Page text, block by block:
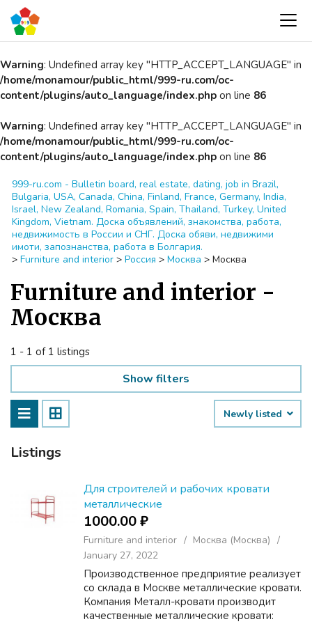
Warning: Undefined array key "HTTP_ACCEPT_LANGUAGE" in
/home/monamour/public_html/999-ru.com/oc-
content/plugins/auto_language/index.php on line 86
Warning: Undefined array key "HTTP_ACCEPT_LANGUAGE" in
/home/monamour/public_html/999-ru.com/oc-
content/plugins/auto_language/index.php on line 86
999-ru.com - Bulletin board, real estate, dating, job in Brazil,
Bulgaria, USA, Canada, China, Finland, France, Germany, India,
Israel, New Zealand, Romania, Spain, Thailand, Turkey, United
Kingdom, Vietnam. Доска объявлений, знакомства, работа,
недвижимость в России и СНГ. Доска обяви, недвижими
имоти, запознанства, работа в Болгария.
> Furniture and interior > Россия > Москва > Москва
Furniture and interior -
Москва
1 - 1 of 1 listings
Show filters
Newly listed
Listings
Для строителей и рабочих кровати
металлические
1000.00 ₽
Furniture and interior
Москва (Москва)
January 27, 2022
Производственное предприятие реализует
со склада в Москве металлические кровати.
Компания Металл-кровати производит
качественные металлические кровати: